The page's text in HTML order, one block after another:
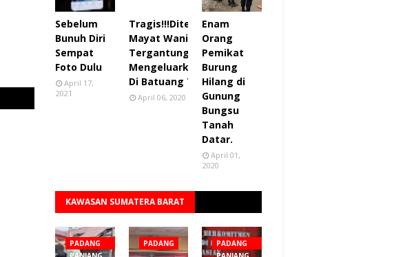
Sebelum
Bunuh Diri
Sempat
Foto Dulu
April 17,
2021
Tragis!!!Ditemukan
Mayat Wanita
Tergantung sudah
Mengeluarkan Bau
Di Batuang Taba.
April 06, 2020
Enam
Orang
Pemikat
Burung
Hilang di
Gunung
Bungsu
Tanah
Datar.
April 01,
2020
KAWASAN SUMATERA BARAT
Lihat semua
PADANG
PADANG
PADANG